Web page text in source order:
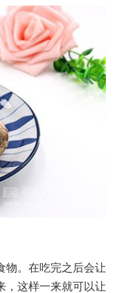
物。在吃完之后会让
，这样一来就可以让